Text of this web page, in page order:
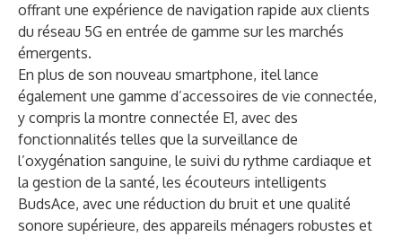
offrant une expérience de navigation rapide aux clients
du réseau 5G en entrée de gamme sur les marchés
émergents.
En plus de son nouveau smartphone, itel lance
également une gamme d’accessoires de vie connectée,
y compris la montre connectée E1, avec des
fonctionnalités telles que la surveillance de
l’oxygénation sanguine, le suivi du rythme cardiaque et
la gestion de la santé, les écouteurs intelligents
BudsAce, avec une réduction du bruit et une qualité
sonore supérieure, des appareils ménagers robustes et